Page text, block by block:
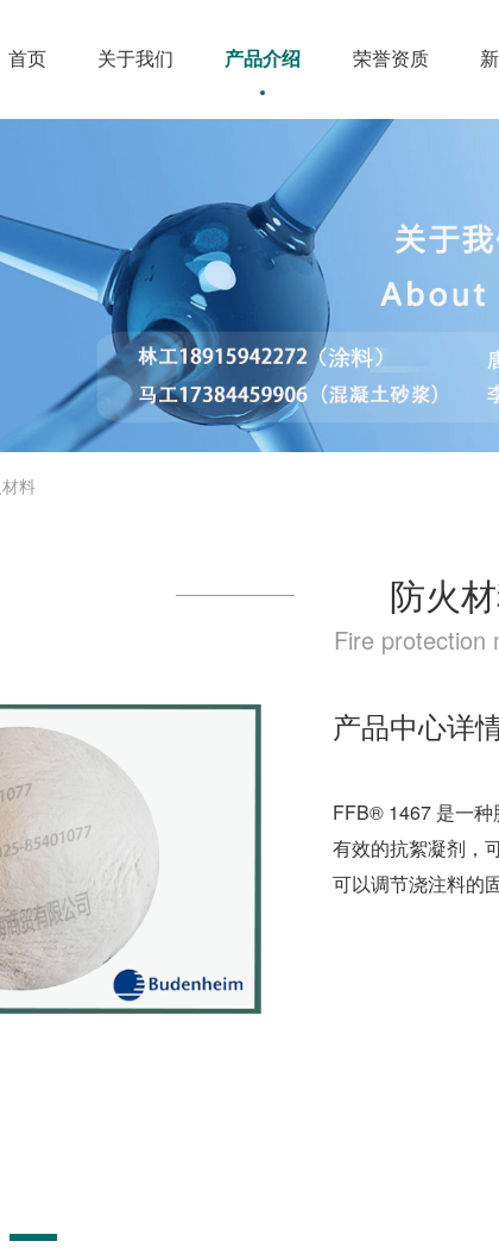
首页 关于我们 产品介绍 荣誉资质
材料
防火
Fire protection
产品中心详
FFB® 1467 是一
有效的抗絮凝剂，
可以调节浇注料的